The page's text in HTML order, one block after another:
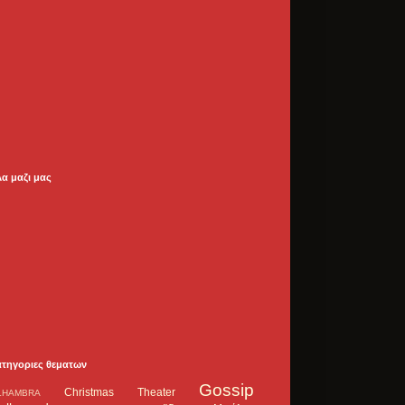
μαζι μας
θεματων
Christmas Theater Gossip